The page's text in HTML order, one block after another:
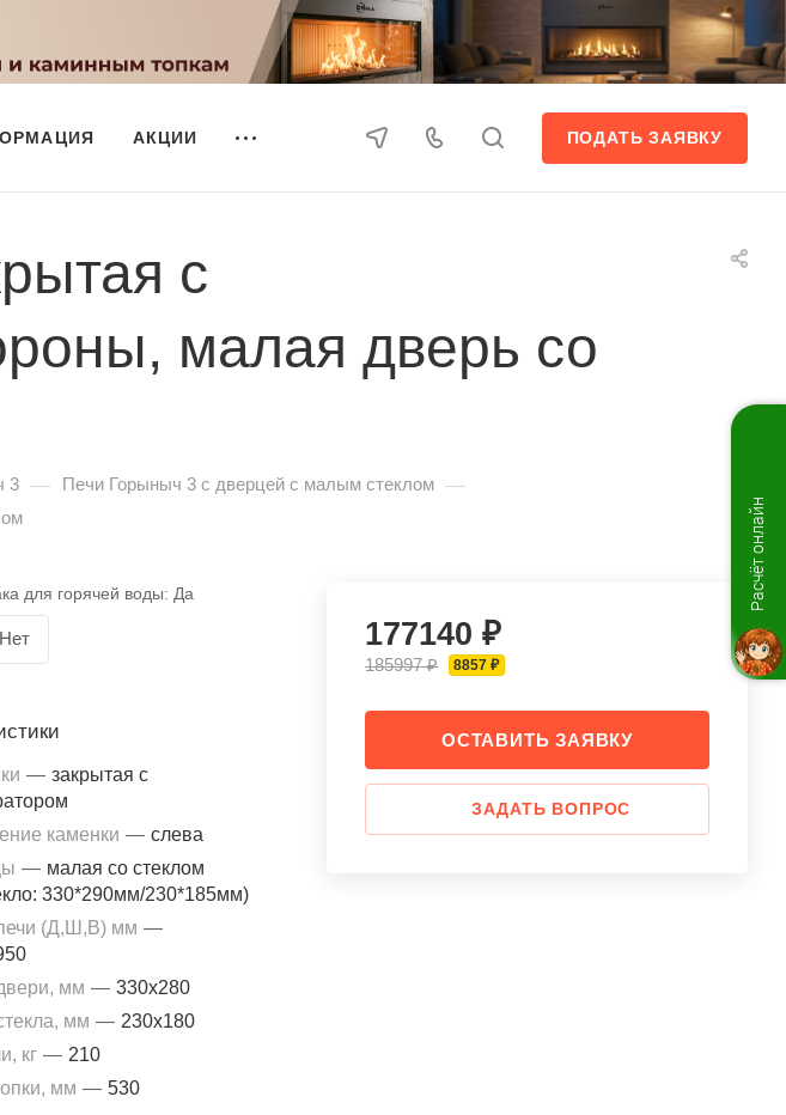
АКЦИИ ПОДАТЬ ЗАЯВКУ
с
малая дверь со
3 — Печи Горыныч 3 с дверцей с малым стеклом —
177140 ₽
185997 ₽ 8857 ₽
ОСТАВИТЬ ЗАЯВКУ
ЗАДАТЬ ВОПРОС
для горячей воды: Да
Нет
— закрытая с
каменки — слева
— малая со стеклом
330*290мм/230*185мм)
(Д,Ш,В) мм —
мм — 330x280
мм — 230x180
кг — 210
мм — 530
Расчёт онлайн